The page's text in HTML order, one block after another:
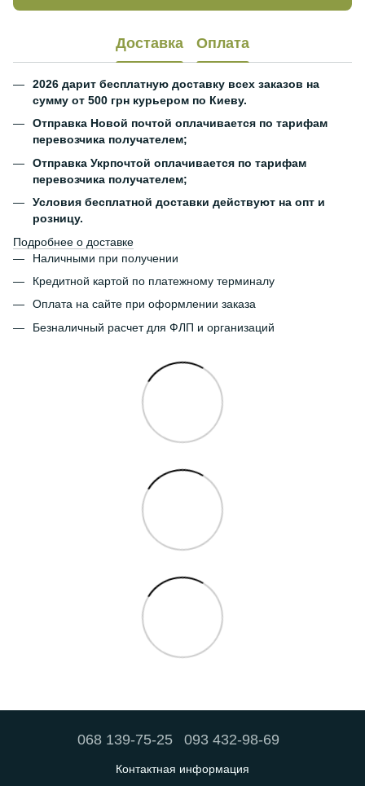
Доставка Оплата
2026 дарит бесплатную доставку всех заказов на
сумму от 500 грн курьером по Киеву.
Отправка Новой почтой оплачивается по тарифам
перевозчика получателем;
Отправка Укрпочтой оплачивается по тарифам
перевозчика получателем;
Условия бесплатной доставки действуют на опт и
розницу.
Подробнее о доставке
Наличными при получении
Кредитной картой по платежному терминалу
Оплата на сайте при оформлении заказа
Безналичный расчет для ФЛП и организаций
068 139-75-25 093 432-98-69
Контактная информация